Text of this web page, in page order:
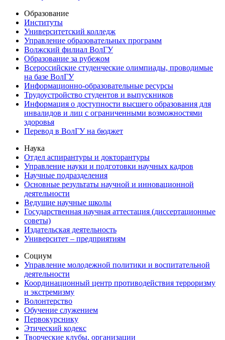
Образование
Институты
Университетский колледж
Управление образовательных программ
Волжский филиал ВолГУ
Образование за рубежом
Всероссийские студенческие олимпиады, проводимые
на базе ВолГУ
Информационно-образовательные ресурсы
Трудоустройство студентов и выпускников
Информация о доступности высшего образования для
инвалидов и лиц с ограниченными возможностями
здоровья
Перевод в ВолГУ на бюджет
Наука
Отдел аспирантуры и докторантуры
Управление науки и подготовки научных кадров
Научные подразделения
Основные результаты научной и инновационной
деятельности
Ведущие научные школы
Государственная научная аттестация (диссертационные
советы)
Издательская деятельность
Университет – предприятиям
Социум
Управление молодежной политики и воспитательной
деятельности
Координационный центр противодействия терроризму
и экстремизму
Волонтерство
Обучение служением
Первокурснику
Этический кодекс
Творческие клубы, организации